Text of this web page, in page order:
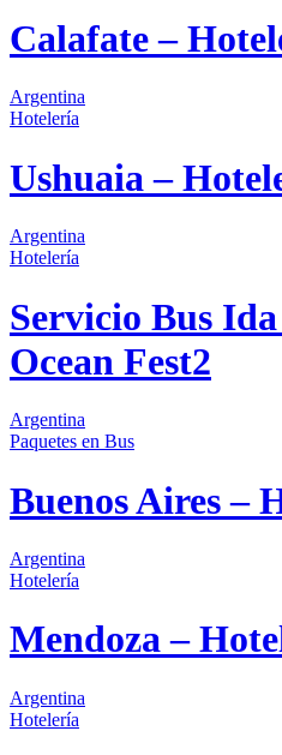
Calafate –
Argentina
Hotelería
Ushuaia –
Argentina
Hotelería
Servicio Bus
Ocean Fest2
Argentina
Paquetes en Bus
Buenos Aires –
Argentina
Hotelería
Mendoza –
Argentina
Hotelería